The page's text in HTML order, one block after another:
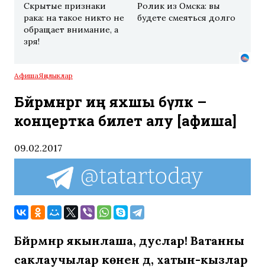
Скрытые признаки
рака: на такое никто не
обращает внимание, а
зря!
Ролик из Омска: вы
будете смеяться долго
АфишаЯңалыклар
Бәйрәмнәргә иң яхшы бүләк –
концертка билет алу [афиша]
09.02.2017
Бәйрәмнәр якынлаша, дуслар! Ватанны
саклаучылар көненә дә, хатын-кызлар